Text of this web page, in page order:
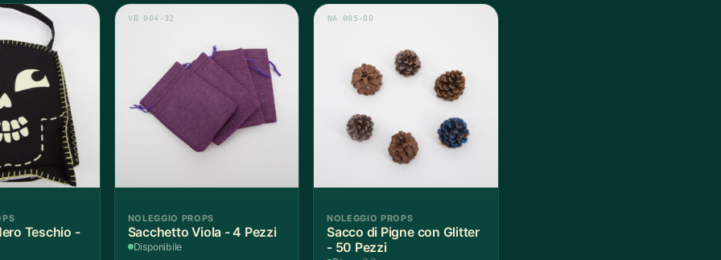
Teschio -
VB 004-32
NOLEGGIO PROPS
Sacchetto Viola - 4 Pezzi
Disponibile
NA 005-00
NOLEGGIO PROPS
Sacco di Pigne con Glitter
- 50 Pezzi